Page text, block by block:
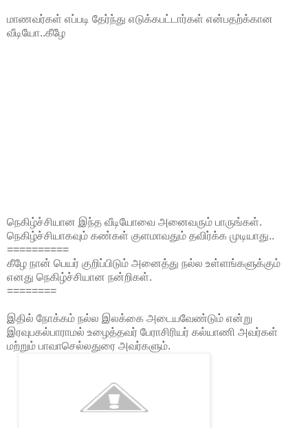
மாணவர்கள் எப்படி தேர்ந்து எடுக்கபட்டார்கள் என்பதற்க்கான
வீடியோ..கீழே
நெகிழ்ச்சியான இந்த வீடியோவை அனைவரும் பாருங்கள்.
நெகிழ்ச்சியாகவும் கண்கள் குளமாவதும் தவிர்க்க முடியாது..
==========
கீழே நான் பெயர் குறிப்பிடும் அனைத்து நல்ல உள்ளங்களுக்கும்
எனது நெகிழ்ச்சியான நன்றிகள்.
========
இதில் நோக்கம் நல்ல இலக்கை அடையவேண்டும் என்று
இரவுபகல்பாராமல் உழைத்தவர் பேராசிரியர் கல்யாணி அவர்கள்
மற்றும் பாவாசெல்லதுரை அவர்களும்.